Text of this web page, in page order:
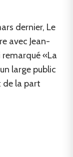
dernier, Le
avec Jean-
remarqué «La
large public
de la part